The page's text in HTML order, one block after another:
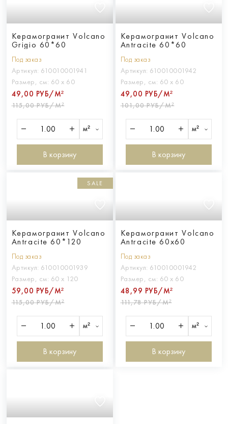
Керамогранит Volcano
Grigio 60*60
Под заказ
Артикул: 610010001941
Размер, см: 60 х 60
49,00 РУБ/М²
115,00 РУБ/М²
м²
В корзину
Керамогранит Volcano
Antracite 60*60
Под заказ
Артикул: 610010001942
Размер, см: 60 х 60
49,00 РУБ/М²
101,00 РУБ/М²
м²
В корзину
SALE
Керамогранит Volcano
Antracite 60*120
Под заказ
Артикул: 610010001939
Размер, см: 60 х 120
59,00 РУБ/М²
115,00 РУБ/М²
м²
В корзину
Керамогранит Volcano
Antracite 60x60
Под заказ
Артикул: 610010001942
Размер, см: 60 х 60
48,99 РУБ/М²
111,78 РУБ/М²
м²
В корзину